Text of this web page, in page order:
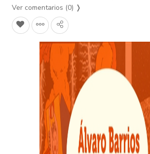
Ver comentarios (0) ❭